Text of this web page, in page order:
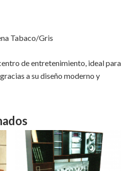
Tabaco/Gris
de entretenimiento, ideal para
a su diseño moderno y